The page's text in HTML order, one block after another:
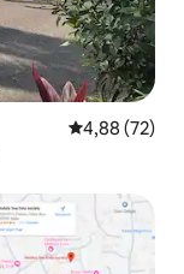
Średnia
4,88 (72)